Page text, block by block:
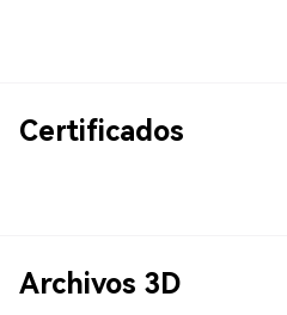
Certificados
Archivos 3D